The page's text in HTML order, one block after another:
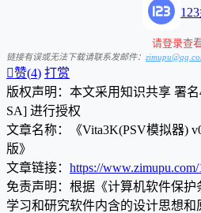
请登录查
链接有误或无法下载请联系发邮件：
赞(4) 打赏
版权声明：本文采用知识共享 署
SA] 进行授权
文章名称：《Vita3K(PSV模拟器)
版》
文章链接： https://www.zimupu.com/
免责声明：根据《计算机软件保护
学习和研究软件内含的设计思想